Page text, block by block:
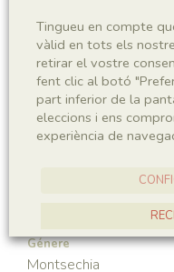
Regne
Plantae
Subphyllum
Angiospermae
Génere
Montsechia
Tingueu en compte
vàlid en tots els
retirar el vostre
fent clic al botó
part inferior de la
eleccions i ens
experiència de